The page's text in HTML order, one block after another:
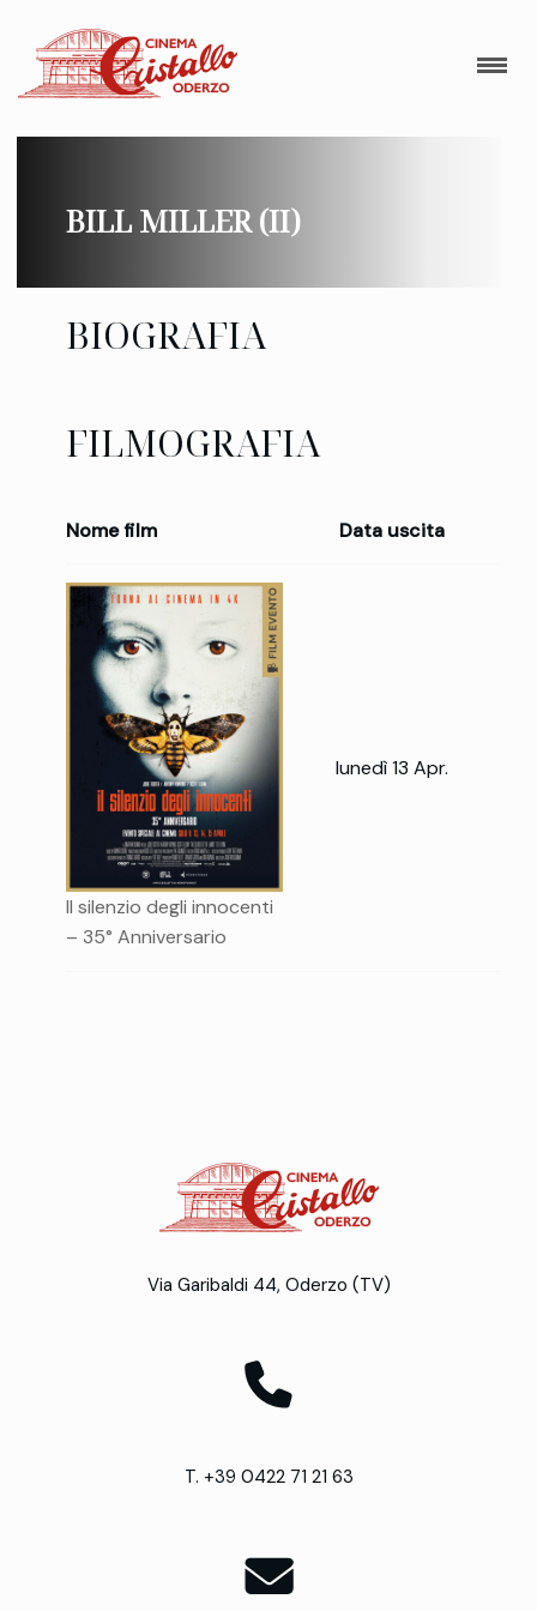
BILL MILLER (II)
BIOGRAFIA
FILMOGRAFIA
Nome film Data uscita
Il silenzio degli innocenti
– 35° Anniversario
lunedì 13 Apr.
Via Garibaldi 44, Oderzo (TV)
T. +39 0422 71 21 63